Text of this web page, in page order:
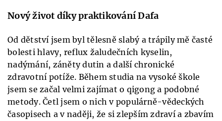
Nový život díky praktikování Dafa
Od dětství jsem byl tělesně slabý a trápily mě časté
bolesti hlavy, reflux žaludečních kyselin,
nadýmání, záněty dutin a další chronické
zdravotní potíže. Během studia na vysoké škole
jsem se začal velmi zajímat o qigong a podobné
metody. Četl jsem o nich v populárně-vědeckých
časopisech a v naději, že si zlepším zdraví a zbavím